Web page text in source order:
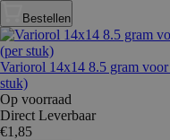
Bestellen
Variorol 14x14 8.5 gram
stuk)
Op voorraad
Direct Leverbaar
€1,85